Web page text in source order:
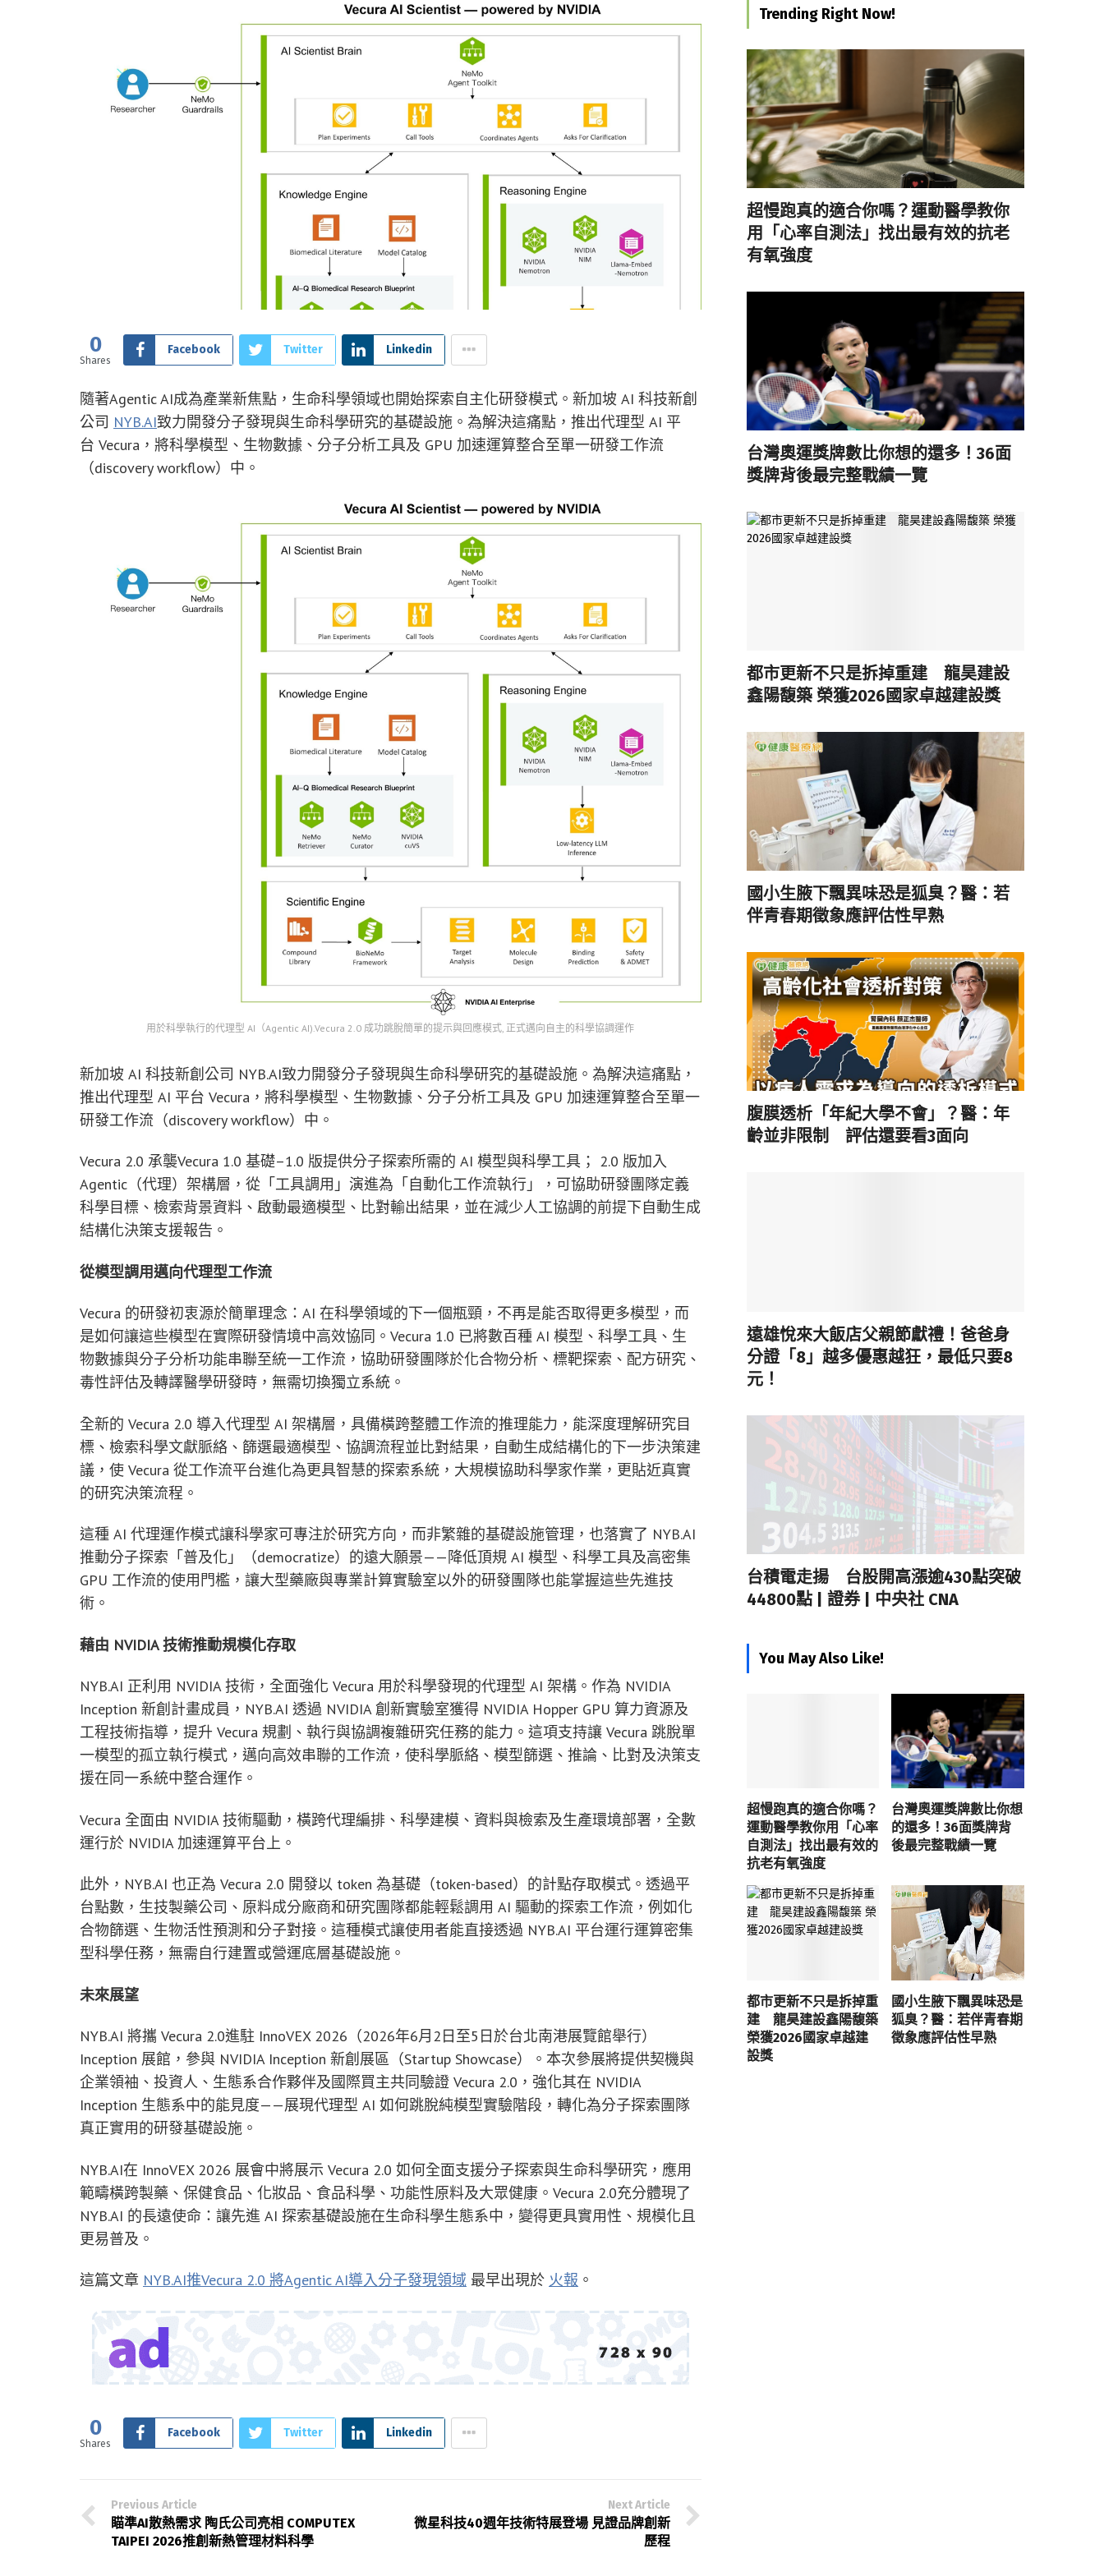
0
Shares
Facebook Twitter Linkedin
隨著Agentic AI成為產業新焦點，生命科學領域也開始探索自主化研發模式。新加坡 AI 科技新創
公司 NYB.AI致力開發分子發現與生命科學研究的基礎設施。為解決這痛點，推出代理型 AI 平
台 Vecura，將科學模型、生物數據、分子分析工具及 GPU 加速運算整合至單一研發工作流
（discovery workflow）中。
用於科學執行的代理型 AI（Agentic AI).Vecura 2.0 成功跳脫簡單的提示與回應模式, 正式邁向自主的科學協調運作
新加坡 AI 科技新創公司 NYB.AI致力開發分子發現與生命科學研究的基礎設施。為解決這痛點，
推出代理型 AI 平台 Vecura，將科學模型、生物數據、分子分析工具及 GPU 加速運算整合至單一
研發工作流（discovery workflow）中。
Vecura 2.0 承襲Vecura 1.0 基礎–1.0 版提供分子探索所需的 AI 模型與科學工具； 2.0 版加入
Agentic（代理）架構層，從「工具調用」演進為「自動化工作流執行」，可協助研發團隊定義
科學目標、檢索背景資料、啟動最適模型、比對輸出結果，並在減少人工協調的前提下自動生成
結構化決策支援報告。
從模型調用邁向代理型工作流
Vecura 的研發初衷源於簡單理念：AI 在科學領域的下一個瓶頸，不再是能否取得更多模型，而
是如何讓這些模型在實際研發情境中高效協同。Vecura 1.0 已將數百種 AI 模型、科學工具、生
物數據與分子分析功能串聯至統一工作流，協助研發團隊於化合物分析、標靶探索、配方研究、
毒性評估及轉譯醫學研發時，無需切換獨立系統。
全新的 Vecura 2.0 導入代理型 AI 架構層，具備橫跨整體工作流的推理能力，能深度理解研究目
標、檢索科學文獻脈絡、篩選最適模型、協調流程並比對結果，自動生成結構化的下一步決策建
議，使 Vecura 從工作流平台進化為更具智慧的探索系統，大規模協助科學家作業，更貼近真實
的研究決策流程。
這種 AI 代理運作模式讓科學家可專注於研究方向，而非繁雜的基礎設施管理，也落實了 NYB.AI
推動分子探索「普及化」（democratize）的遠大願景——降低頂規 AI 模型、科學工具及高密集
GPU 工作流的使用門檻，讓大型藥廠與專業計算實驗室以外的研發團隊也能掌握這些先進技
術。
藉由 NVIDIA 技術推動規模化存取
NYB.AI 正利用 NVIDIA 技術，全面強化 Vecura 用於科學發現的代理型 AI 架構。作為 NVIDIA
Inception 新創計畫成員，NYB.AI 透過 NVIDIA 創新實驗室獲得 NVIDIA Hopper GPU 算力資源及
工程技術指導，提升 Vecura 規劃、執行與協調複雜研究任務的能力。這項支持讓 Vecura 跳脫單
一模型的孤立執行模式，邁向高效串聯的工作流，使科學脈絡、模型篩選、推論、比對及決策支
援在同一系統中整合運作。
Vecura 全面由 NVIDIA 技術驅動，橫跨代理編排、科學建模、資料與檢索及生產環境部署，全數
運行於 NVIDIA 加速運算平台上。
此外，NYB.AI 也正為 Vecura 2.0 開發以 token 為基礎（token-based）的計點存取模式。透過平
台點數，生技製藥公司、原料成分廠商和研究團隊都能輕鬆調用 AI 驅動的探索工作流，例如化
合物篩選、生物活性預測和分子對接。這種模式讓使用者能直接透過 NYB.AI 平台運行運算密集
型科學任務，無需自行建置或營運底層基礎設施。
未來展望
NYB.AI 將攜 Vecura 2.0進駐 InnoVEX 2026（2026年6月2日至5日於台北南港展覽館舉行）
Inception 展館，參與 NVIDIA Inception 新創展區（Startup Showcase）。本次參展將提供契機與
企業領袖、投資人、生態系合作夥伴及國際買主共同驗證 Vecura 2.0，強化其在 NVIDIA
Inception 生態系中的能見度——展現代理型 AI 如何跳脫純模型實驗階段，轉化為分子探索團隊
真正實用的研發基礎設施。
NYB.AI在 InnoVEX 2026 展會中將展示 Vecura 2.0 如何全面支援分子探索與生命科學研究，應用
範疇橫跨製藥、保健食品、化妝品、食品科學、功能性原料及大眾健康。Vecura 2.0充分體現了
NYB.AI 的長遠使命：讓先進 AI 探索基礎設施在生命科學生態系中，變得更具實用性、規模化且
更易普及。
這篇文章 NYB.AI推Vecura 2.0 將Agentic AI導入分子發現領域 最早出現於 火報 。
0
Shares
Facebook Twitter Linkedin
Previous Article
瞄準AI散熱需求 陶氏公司亮相 COMPUTEX
TAIPEI 2026推創新熱管理材料科學
Next Article
微星科技40週年技術特展登場 見證品牌創新
歷程
Trending Right Now!
超慢跑真的適合你嗎？運動醫學教你
用「心率自測法」找出最有效的抗老
有氧強度
台灣奧運獎牌數比你想的還多！36面
獎牌背後最完整戰績一覽
都市更新不只是拆掉重建 龍昊建設
鑫陽馥築 榮獲2026國家卓越建設獎
國小生腋下飄異味恐是狐臭？醫：若
伴青春期徵象應評估性早熟
腹膜透析「年紀大學不會」？醫：年
齡並非限制 評估還要看3面向
遠雄悅來大飯店父親節獻禮！爸爸身
分證「8」越多優惠越狂，最低只要8
元！
台積電走揚 台股開高漲逾430點突破
44800點 | 證券 | 中央社 CNA
You May Also Like!
超慢跑真的適合你嗎？
運動醫學教你用「心率
自測法」找出最有效的
抗老有氧強度
台灣奧運獎牌數比你想
的還多！36面獎牌背
後最完整戰績一覽
都市更新不只是拆掉重
建 龍昊建設鑫陽馥築
榮獲2026國家卓越建
設獎
國小生腋下飄異味恐是
狐臭？醫：若伴青春期
徵象應評估性早熟